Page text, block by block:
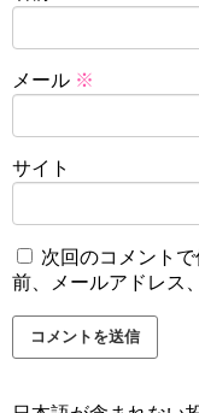
メール ※
サイト
次回のコメント
前、メールアドレス